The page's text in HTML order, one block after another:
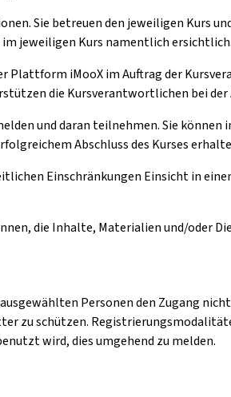
Sie betreuen den jeweiligen Kurs
jeweiligen Kurs namentlich ersichtlich.
Plattform iMooX im Auftrag der
die Kursverantwortlichen bei der
und daran teilnehmen. Sie
Abschluss des Kurses
Einschränkungen Einsicht in
die Inhalte, Materialien und/oder
Personen den Zugang
zu schützen.
wird, dies umgehend zu melden.